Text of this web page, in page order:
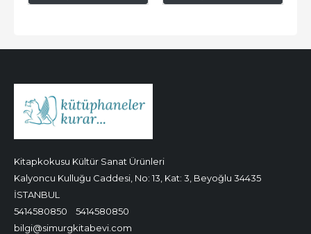
Kitapkokusu Kültür Sanat Ürünleri
Kalyoncu Kulluğu Caddesi, No: 13, Kat: 3, Beyoğlu 34435
İSTANBUL
5414580850
5414580850
bilgi@simurgkitabevi.com